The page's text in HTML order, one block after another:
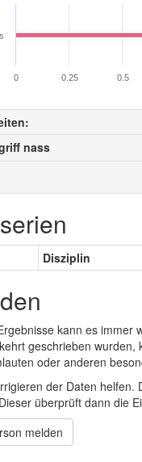
0 0.25 0.5
nass
Disziplin
kann es
geschrieben
oder anderen
der Daten
überprüft dann die
melden